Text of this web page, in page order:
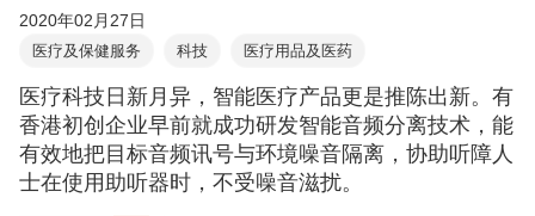
2020年02月27日
医疗及保健服务 科技 医疗用品及医药
医疗科技日新月异，智能医疗产品更是推陈出新。有
香港初创企业早前就成功研发智能音频分离技术，能
有效地把目标音频讯号与环境噪音隔离，协助听障人
士在使用助听器时，不受噪音滋扰。